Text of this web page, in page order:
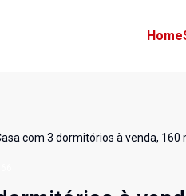
Home
com 3 dormitórios à venda, 160